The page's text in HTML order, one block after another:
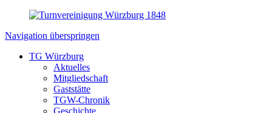
Navigation überspringen
TG Würzburg
Aktuelles
Mitgliedschaft
Gaststätte
TGW-Chronik
Geschichte